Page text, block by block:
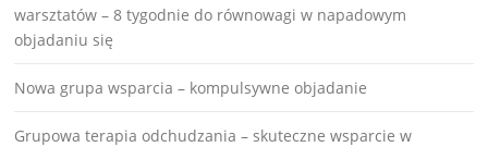
warsztatów – 8 tygodnie do równowagi w napadowym
objadaniu się
Nowa grupa wsparcia – kompulsywne objadanie
Grupowa terapia odchudzania – skuteczne wsparcie w